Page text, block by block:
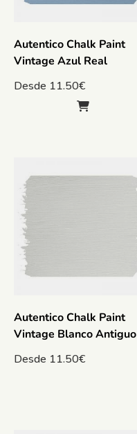
Autentico Chalk Paint
Vintage Azul Real
Desde 11.50€
Autentico Chalk Paint
Vintage Blanco Antiguo
Desde 11.50€